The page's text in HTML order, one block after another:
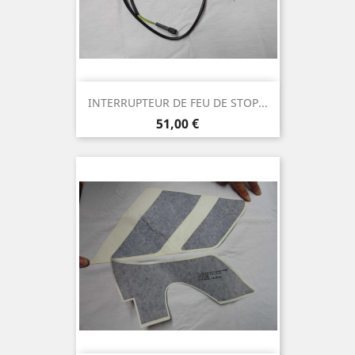
INTERRUPTEUR DE FEU DE STOP...
Prix
51,00 €